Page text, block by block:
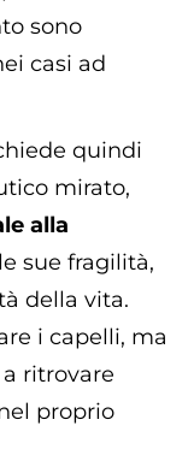
sono
casi ad
quindi
mirato,
alla
sue fragilità,
della vita.
i capelli, ma
ritrovare
proprio